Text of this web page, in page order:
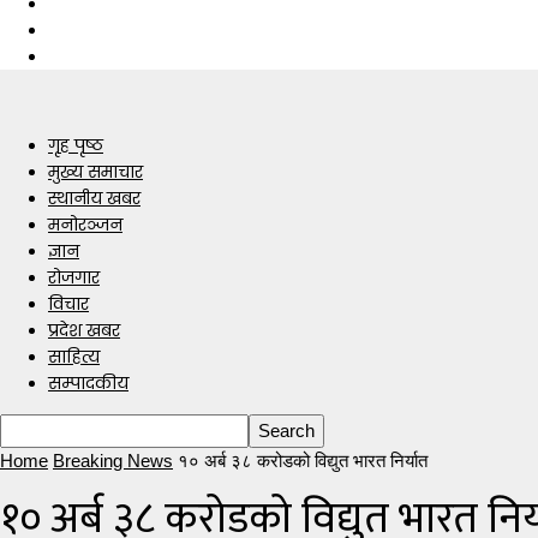
गृह पृष्ठ
मुख्य समाचार
स्थानीय खबर
मनोरञ्जन
ज्ञान
रोजगार
विचार
प्रदेश खबर
साहित्य
सम्पादकीय
Home Breaking News १० अर्ब ३८ करोडको विद्युत भारत निर्यात
१० अर्ब ३८ करोडको विद्युत भारत